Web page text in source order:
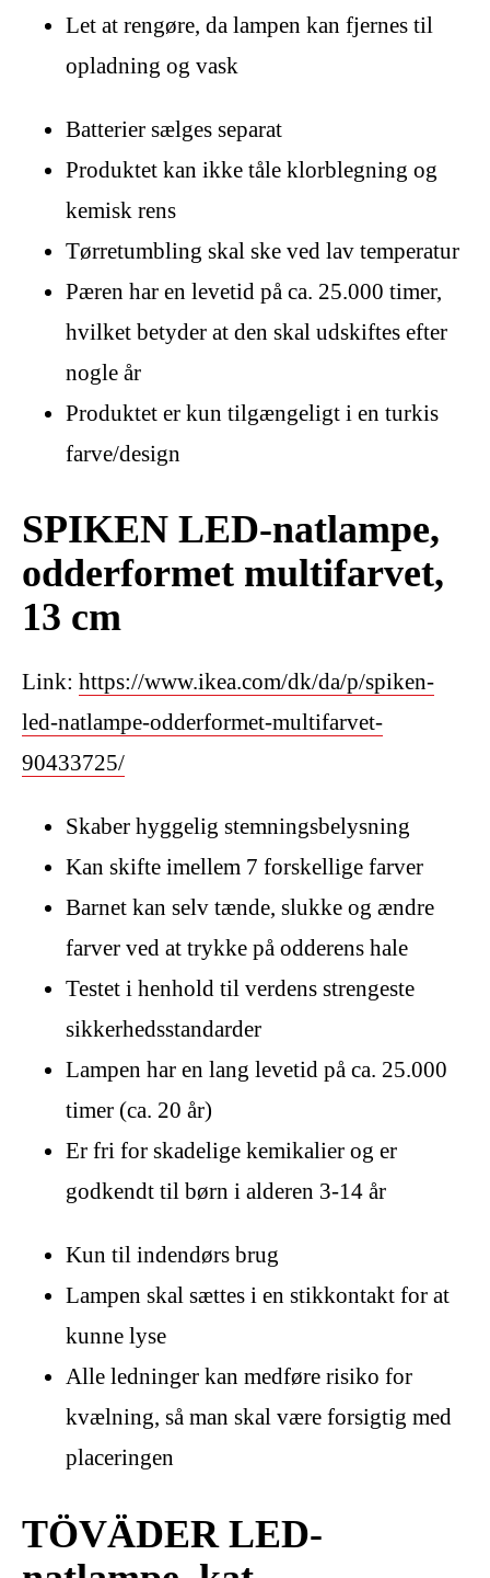
Let at rengøre, da lampen kan fjernes til
opladning og vask
Batterier sælges separat
Produktet kan ikke tåle klorblegning og
kemisk rens
Tørretumbling skal ske ved lav temperatur
Pæren har en levetid på ca. 25.000 timer,
hvilket betyder at den skal udskiftes efter
nogle år
Produktet er kun tilgængeligt i en turkis
farve/design
SPIKEN LED-natlampe,
odderformet multifarvet,
13 cm
Link: https://www.ikea.com/dk/da/p/spiken-
led-natlampe-odderformet-multifarvet-
90433725/
Skaber hyggelig stemningsbelysning
Kan skifte imellem 7 forskellige farver
Barnet kan selv tænde, slukke og ændre
farver ved at trykke på odderens hale
Testet i henhold til verdens strengeste
sikkerhedsstandarder
Lampen har en lang levetid på ca. 25.000
timer (ca. 20 år)
Er fri for skadelige kemikalier og er
godkendt til børn i alderen 3-14 år
Kun til indendørs brug
Lampen skal sættes i en stikkontakt for at
kunne lyse
Alle ledninger kan medføre risiko for
kvælning, så man skal være forsigtig med
placeringen
TÖVÄDER LED-